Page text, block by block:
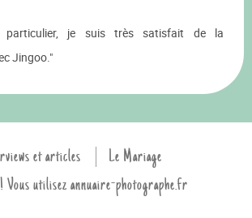
particulier, je suis très satisfait de la
Jingoo."
et articles
Le Mariage
Vous utilisez annuaire-photographe.fr